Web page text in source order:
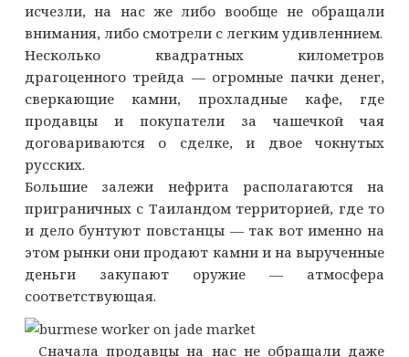
исчезли, на нас же либо вообще не обращали
внимания, либо смотрели с легким удивленнием.
Несколько квадратных километров
драгоценного трейда — огромные пачки денег,
сверкающие камни, прохладные кафе, где
продавцы и покупатели за чашечкой чая
договариваются о сделке, и двое чокнутых
русских.
Большие залежи нефрита располагаются на
приграничных с Таиландом территорией, где то
и дело бунтуют повстанцы — так вот именно на
этом рынки они продают камни и на вырученные
деньги закупают оружие — атмосфера
соответствующая.
Сначала продавцы на нас не обращали даже